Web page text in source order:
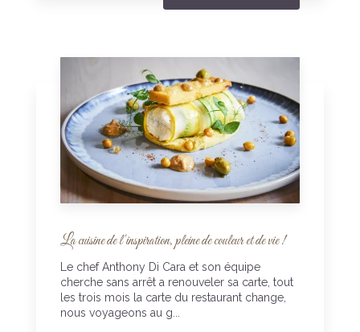
La cuisine de l'inspiration, pleine de couleur et de vie !
Le chef Anthony Di Cara et son équipe
cherche sans arrêt a renouveler sa carte, tout
les trois mois la carte du restaurant change,
nous voyageons au g...